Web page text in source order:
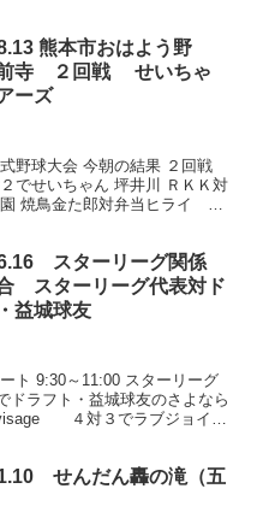
熊本市おはよう野
寺 ２回戦 せいちゃ
ーズ
野球大会 今朝の結果 ２回戦
でせいちゃん 坪井川 ＲＫＫ対
焼鳥金た郎対弁当ヒライ 焼
スターリーグ関係
スターリーグ代表対ド
益城球友
ト 9:30～11:00 スターリーグ
ラフト・益城球友のさよなら
４対３でラブジョイの
せんだん轟の滝（五